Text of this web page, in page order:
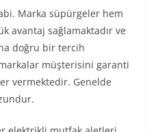
Marka süpürgeler hem
avantaj sağlamaktadır ve
doğru bir tercih
markalar müşterisini garanti
vermektedir. Genelde